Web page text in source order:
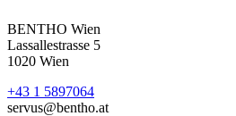
BENTHO Wien
Lassallestrasse 5
1020 Wien
+43 1 5897064
servus@bentho.at